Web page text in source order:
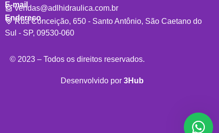
E-mail
vendas@adlhidraulica.com.br
Endereço
Rua Conceição, 650 - Santo Antônio, São Caetano do
Sul - SP, 09530-060
© 2023 – Todos os direitos reservados.
Desenvolvido por 3Hub